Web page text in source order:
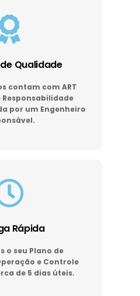
Qualidade
contam com ART
por um Engenheiro
Rápida
o seu Plano de
e Controle
de 5 dias úteis.